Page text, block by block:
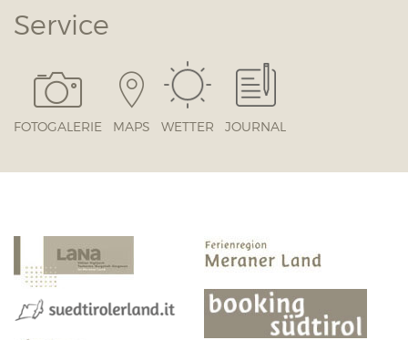
Service
FOTOGALERIE MAPS WETTER JOURNAL